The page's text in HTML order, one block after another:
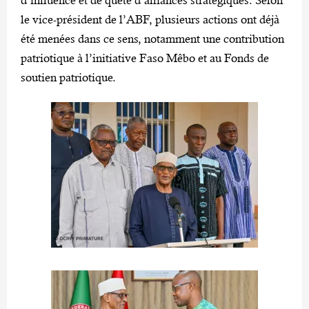
le vice-président de l’ABF, plusieurs actions ont déjà
été menées dans ce sens, notamment une contribution
patriotique à l’initiative Faso Mêbo et au Fonds de
soutien patriotique.